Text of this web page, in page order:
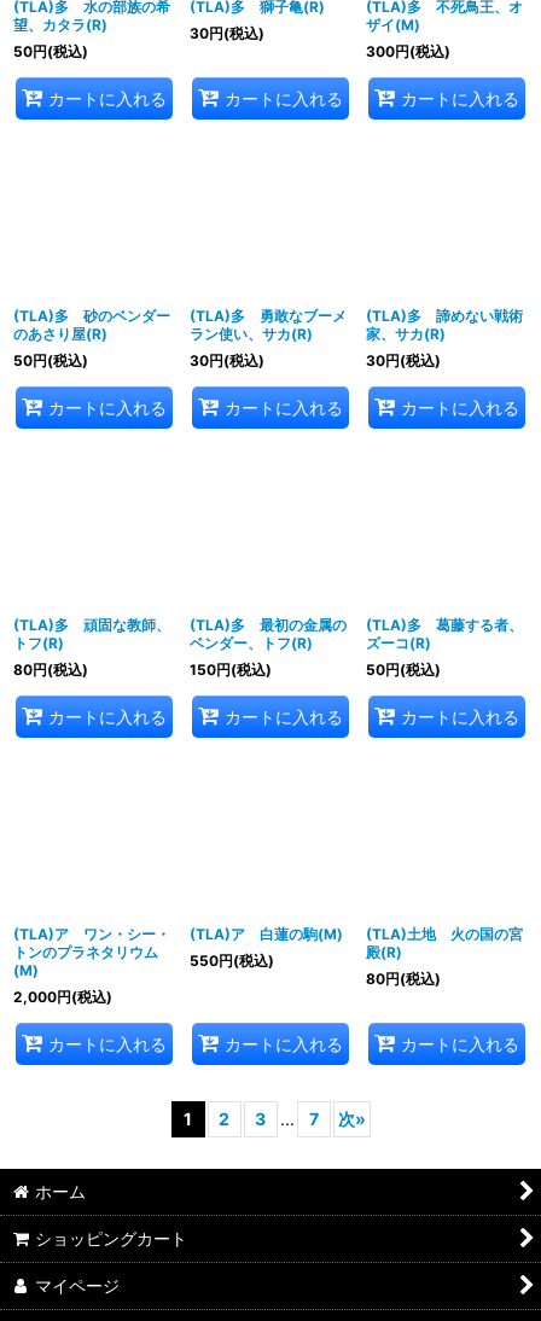
(TLA)多 水の部族の希
望、カタラ(R)
50円(税込)
カートに入れる
(TLA)多 獅子亀(R)
30円(税込)
カートに入れる
(TLA)多 不死鳥王、オ
ザイ(M)
300円(税込)
カートに入れる
(TLA)多 砂のベンダー
のあさり屋(R)
50円(税込)
カートに入れる
(TLA)多 勇敢なブーメ
ラン使い、サカ(R)
30円(税込)
カートに入れる
(TLA)多 諦めない戦術
家、サカ(R)
30円(税込)
カートに入れる
(TLA)多 頑固な教師、
トフ(R)
80円(税込)
カートに入れる
(TLA)多 最初の金属の
ベンダー、トフ(R)
150円(税込)
カートに入れる
(TLA)多 葛藤する者、
ズーコ(R)
50円(税込)
カートに入れる
(TLA)ア ワン・シー・
トンのプラネタリウム
(M)
2,000円(税込)
カートに入れる
(TLA)ア 白蓮の駒(M)
550円(税込)
カートに入れる
(TLA)土地 火の国の宮
殿(R)
80円(税込)
カートに入れる
1 2 3 ... 7 次»
ホーム
ショッピングカート
マイページ